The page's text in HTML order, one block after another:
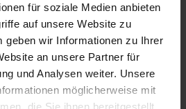
für soziale Medien anbieten
auf unsere Website zu
geben wir Informationen zu Ihrer
an unsere Partner für
und Analysen weiter. Unsere
möglicherweise mit
die Sie ihnen bereitgestellt